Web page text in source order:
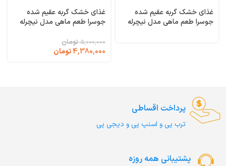
غذای خشک گربه عقیم شده
جوسرا طعم ماهی مدل نیچرله
غذای خشک گربه عقیم شده
جوسرا طعم ماهی مدل نیچرله
Josera
5,000,000 تومان
4,380,000تومان
پرداخت اقساطی
ترب‌ پی و اسنپ پی و دیجی پی
پشتیبانی همه روزه